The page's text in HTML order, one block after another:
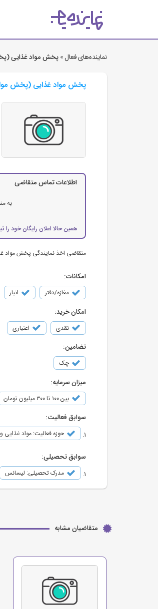
نماینده‌های فعال »پخش مواد غذایی
پخش مواد غذایی (پخش
اطلاعات تماس متقاضی
به
همین حالا اعلان رایگان خود
متقاضی اخذ نمایندگی پخش مواد
امکانات:
مغازه/دفتر انبار
امکان خرید:
نقدی اعتباری
تضامین:
چک
میزان سرمایه:
بین ۱۰۰ تا ۳۰۰ میلیون تومان
سوابق فعالیت:
حوزه فعالیت: مواد غذایی و
سوابق تحصیلی:
مدرک تحصیلی: لیسانس
متقاضیان مشابه